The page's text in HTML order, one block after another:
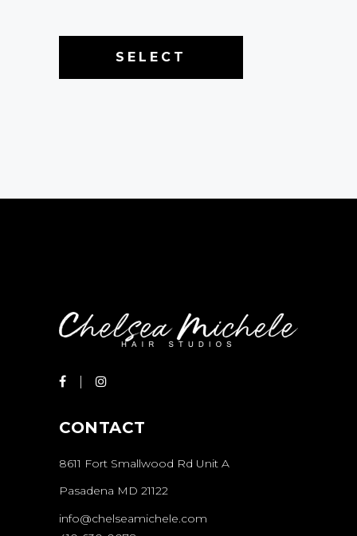
SELECT
CONTACT
8611 Fort Smallwood Rd Unit A
Pasadena MD 21122
info@chelseamichele.com